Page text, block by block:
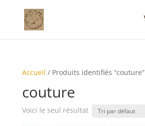
Accueil / Produits identifiés “couture”
couture
Voici le seul résultat